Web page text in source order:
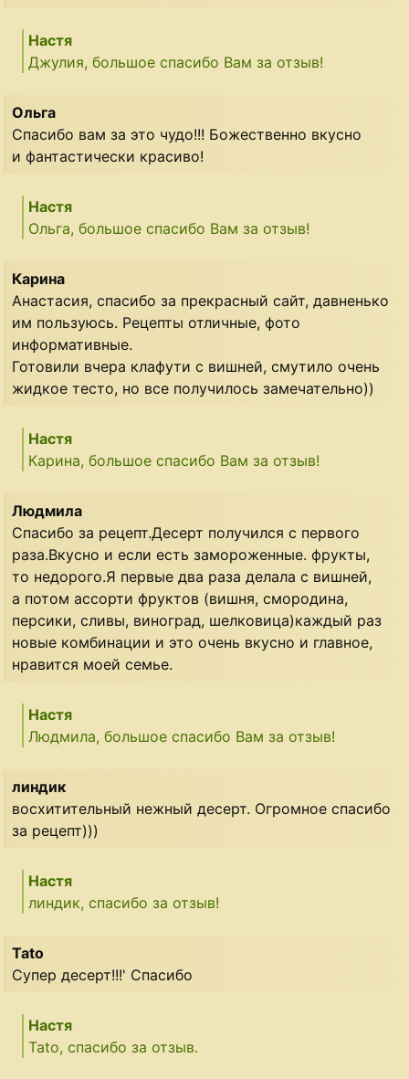
Настя
Джулия, большое спасибо Вам за отзыв!
Ольга
Спасибо вам за это чудо!!! Божественно вкусно
и фантастически красиво!
Настя
Ольга, большое спасибо Вам за отзыв!
Карина
Анастасия, спасибо за прекрасный сайт, давненько
им пользуюсь. Рецепты отличные, фото
информативные.
Готовили вчера клафути с вишней, смутило очень
жидкое тесто, но все получилось замечательно))
Настя
Карина, большое спасибо Вам за отзыв!
Людмила
Спасибо за рецепт.Десерт получился с первого
раза.Вкусно и если есть замороженные. фрукты,
то недорого.Я первые два раза делала с вишней,
а потом ассорти фруктов (вишня, смородина,
персики, сливы, виноград, шелковица)каждый раз
новые комбинации и это очень вкусно и главное,
нравится моей семье.
Настя
Людмила, большое спасибо Вам за отзыв!
линдик
восхитительный нежный десерт. Огромное спасибо
за рецепт)))
Настя
линдик, спасибо за отзыв!
Tato
Супер десерт!!!' Спасибо
Настя
Tato, спасибо за отзыв.